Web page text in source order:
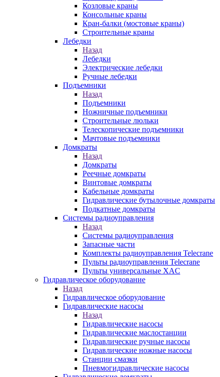
Козловые краны
Консольные краны
Кран-балки (мостовые краны)
Строительные краны
Лебедки
Назад
Лебедки
Электрические лебедки
Ручные лебедки
Подъемники
Назад
Подъемники
Ножничные подъемники
Строительные люльки
Телескопические подъемники
Мачтовые подъемники
Домкраты
Назад
Домкраты
Реечные домкраты
Винтовые домкраты
Кабельные домкраты
Гидравлические бутылочные домкраты
Подкатные домкраты
Системы радиоуправления
Назад
Системы радиоуправления
Запасные части
Комплекты радиоуправления Telecrane
Пульты радиоуправления Telecrane
Пульты универсальные XAC
Гидравлическое оборудование
Назад
Гидравлическое оборудование
Гидравлические насосы
Назад
Гидравлические насосы
Гидравлические маслостанции
Гидравлические ручные насосы
Гидравлические ножные насосы
Станции смазки
Пневмогидравлические насосы